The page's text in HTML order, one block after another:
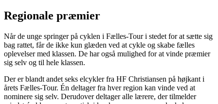
Regionale præmier
Når de unge springer på cyklen i Fælles-Tour i stedet for at sætte sig
bag rattet, får de ikke kun glæden ved at cykle og skabe fælles
oplevelser med klassen. De har også mulighed for at vinde præmier
sig selv og til hele klassen.
Der er blandt andet seks elcykler fra HF Christiansen på højkant i
årets Fælles-Tour. Én deltager fra hver region kan vinde ved at
nominere sig selv. Derudover deltager alle lærere, der tilmelder